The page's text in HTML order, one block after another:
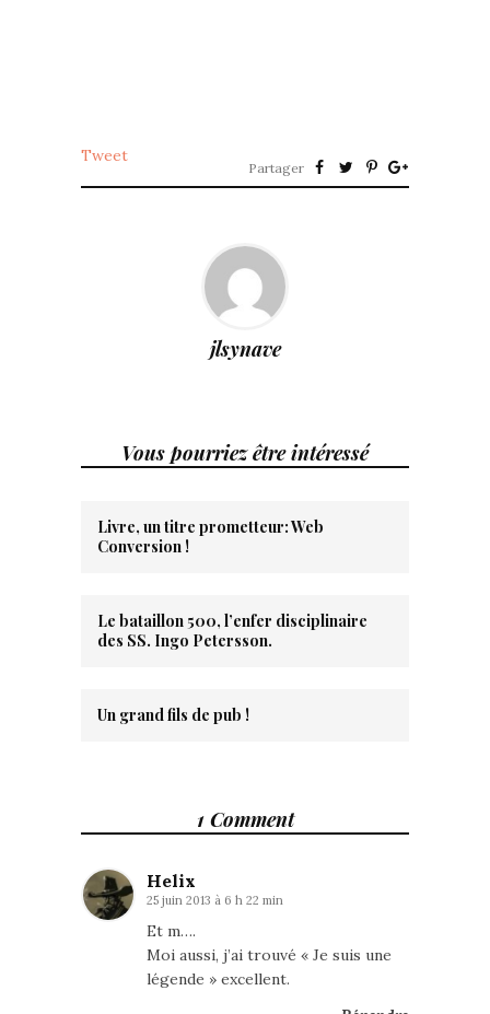
Tweet
Partager
jlsynave
Vous pourriez être intéressé
Livre, un titre prometteur: Web
Conversion !
Le bataillon 500, l’enfer disciplinaire
des SS. Ingo Petersson.
Un grand fils de pub !
1 Comment
Helix
25 juin 2013 à 6 h 22 min
Et m….
Moi aussi, j’ai trouvé « Je suis une
légende » excellent.